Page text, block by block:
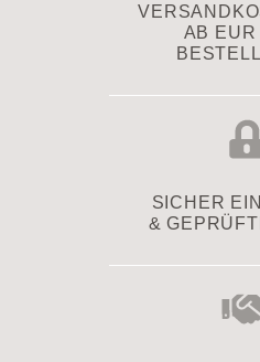
AB EUR
SICHER
&